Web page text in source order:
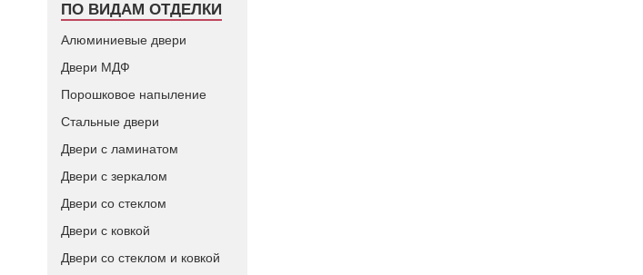
ПО ВИДАМ ОТДЕЛКИ
Алюминиевые двери
Двери МДФ
Порошковое напыление
Стальные двери
Двери с ламинатом
Двери с зеркалом
Двери со стеклом
Двери с ковкой
Двери со стеклом и ковкой